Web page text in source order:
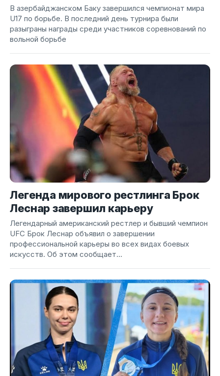
В азербайджанском Баку завершился чемпионат мира
U17 по борьбе. В последний день турнира были
разыграны награды среди участников соревнований по
вольной борьбе
Легенда мирового рестлинга Брок
Леснар завершил карьеру
Легендарный американский рестлер и бывший чемпион
UFC Брок Леснар объявил о завершении
профессиональной карьеры во всех видах боевых
искусств. Об этом сообщает...